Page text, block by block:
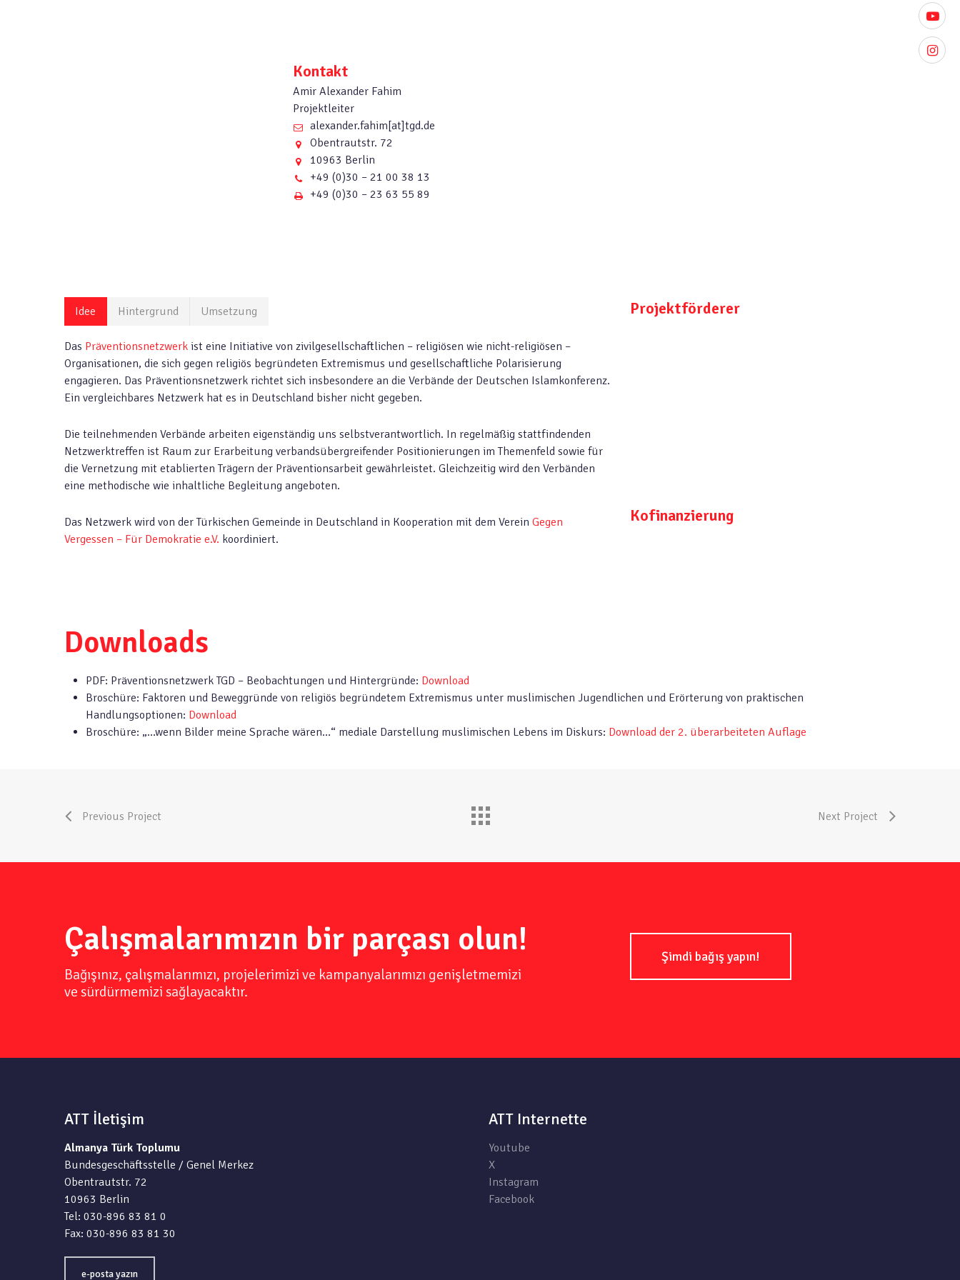
youtube
Kontakt
Amir Alexander Fahim
Projektleiter
alexander.fahim[at]tgd.de
Obentrautstr. 72
10963 Berlin
+49 (0)30 – 21 00 38 13
+49 (0)30 – 23 63 55 89
Idee Hintergrund Umsetzung
Das Präventionsnetzwerk ist eine Initiative von zivilgesellschaftlichen – religiösen wie nicht-religiösen –
Organisationen, die sich gegen religiös begründeten Extremismus und gesellschaftliche Polarisierung
engagieren. Das Präventionsnetzwerk richtet sich insbesondere an die Verbände der Deutschen Islamkonferenz.
Ein vergleichbares Netzwerk hat es in Deutschland bisher nicht gegeben.
Die teilnehmenden Verbände arbeiten eigenständig uns selbstverantwortlich. In regelmäßig stattfindenden
Netzwerktreffen ist Raum zur Erarbeitung verbandsübergreifender Positionierungen im Themenfeld sowie für
die Vernetzung mit etablierten Trägern der Präventionsarbeit gewährleistet. Gleichzeitig wird den Verbänden
eine methodische wie inhaltliche Begleitung angeboten.
Das Netzwerk wird von der Türkischen Gemeinde in Deutschland in Kooperation mit dem VereinGegen
Vergessen – Für Demokratie e.V. koordiniert.
Projektförderer
Kofinanzierung
Downloads
PDF: Präventionsnetzwerk TGD – Beobachtungen und Hintergründe: Download
Broschüre: Faktoren und Beweggründe von religiös begründetem Extremismus unter muslimischen Jugendlichen und Erörterung von praktischen
Handlungsoptionen: Download
Broschüre: „…wenn Bilder meine Sprache wären…“ mediale Darstellung muslimischen Lebens im Diskurs: Download der 2. überarbeiteten Auflage
Previous Project Next Project
Çalışmalarımızın bir parçası olun!
Bağışınız, çalışmalarımızı, projelerimizi ve kampanyalarımızı genişletmemizi
ve sürdürmemizi sağlayacaktır.
Şimdi bağış yapın!
ATT İletişim
Almanya Türk Toplumu
Bundesgeschäftsstelle / Genel Merkez
Obentrautstr. 72
10963 Berlin
Tel: 030-896 83 81 0
Fax: 030-896 83 81 30
e-posta yazın
ATT Internette
Youtube
X
Instagram
Facebook